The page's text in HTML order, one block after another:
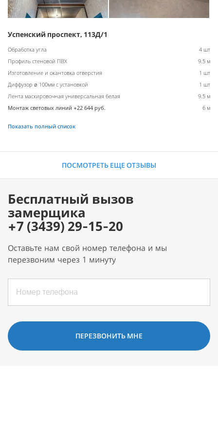
Успенский проспект, 113Д/1
Обработка угла
4 шт
Профиль стеновой ПВХ
9.5 м
Изготовление и окантовка отверстия
1 шт
Диффузор ø 100мм с установкой
1 шт
Лента маскировочная универсальная белая
9.5 м
Монтаж световых линий +22 644 руб.
6 м
Показать полный список
ПОСМОТРЕТЬ ЕЩЕ ОТЗЫВЫ
Бесплатный вызов
замерщика
+7 (3439) 29-15-20
Оставьте нам свой номер телефона и мы
перезвоним через 1 минуту
ПЕРЕЗВОНИТЬ МНЕ